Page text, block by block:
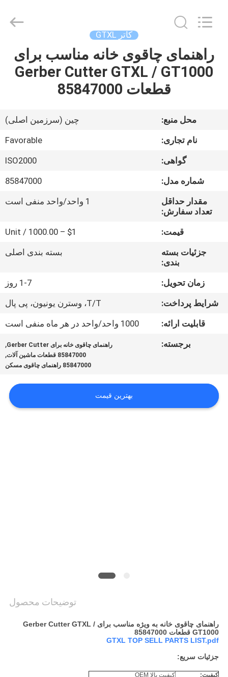
صفحه
اصلی
درباره
کارخانه
کیفیت
ما
تماس
درخواست
EQUIPMENT
CO.,LTD.
کاتر GTXL
راهنمای چاقوی خانه مناسب برای
Gerber Cutter GTXL / GT1000
قطعات 85847000
محل منبع:
چین (سرزمین اصلی)
نام تجاری:
Favorable
گواهی:
ISO2000
شماره مدل:
85847000
مقدار حداقل
تعداد سفارش:
1 واحد/واحد منفی است
قیمت:
$1 – 1000.00 / Unit
جزئیات بسته
بندی:
بسته بندی اصلی
زمان تحویل:
1-7 روز
شرایط پرداخت:
T/T، وسترن یونیون، پی پال
قابلیت ارائه:
1000 واحد/واحد در هر ماه منفی است
برجسته:
راهنمای چاقوی خانه برای Gerber Cutter ,
85847000 قطعات ماشین آلات ,
85847000 راهنمای چاقوی مسکن
بهترین قیمت
توضیحات محصول
راهنمای چاقوی خانه به ویژه مناسب برای Gerber Cutter GTXL /
GT1000 قطعات 85847000
GTXL TOP SELL PARTS LIST.pdf
جزئیات سریع:
کیفیت:
کیفیت بالا OEM